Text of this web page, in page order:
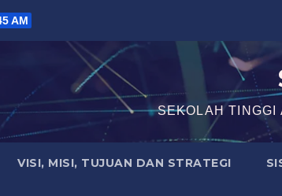
AM
SEKOLAH TINGGI
VISI, MISI, TUJUAN DAN STRATEGI